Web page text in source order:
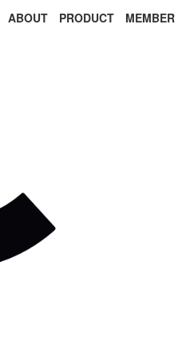
ABOUT PRODUCT MEMBER